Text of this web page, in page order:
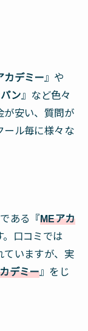
カデミー 』や
ン 』など色々
が安い、質問が
ール毎に様々な
ある『MEアカ
。口コミでは
ていますが、実
デミー』をじ